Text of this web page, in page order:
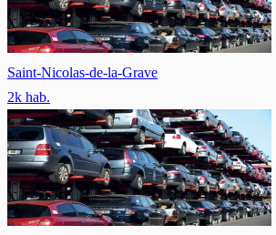
Saint-Nicolas-de-la-Grave
2k hab.